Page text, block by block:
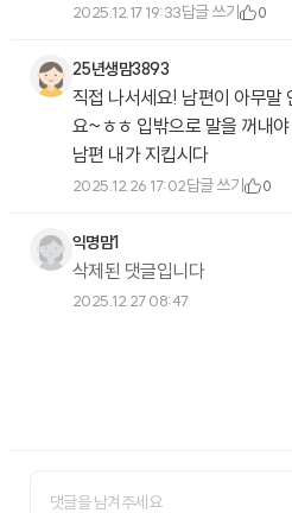
2025.12.17 19:33답글 쓰기 0
25년생맘3893
직접 나서세요! 남편이 아무말
요~ㅎㅎ 입밖으로 말을 꺼내
남편 내가 지킵시다
2025.12.26 17:02답글 쓰기 0
익명맘1
삭제된 댓글입니다
2025.12.27 08:47